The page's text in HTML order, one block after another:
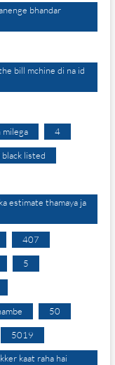
bhandar
bill mchine di na id
milega 4
listed
estimate thamaya ja
407
5
50
5019
kaat raha hai